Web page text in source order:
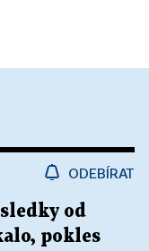
ODEBÍRAT
od
pokles